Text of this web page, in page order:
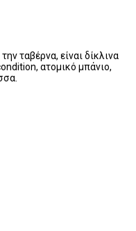
ταβέρνα, είναι δίκλινα
ατομικό μπάνιο,